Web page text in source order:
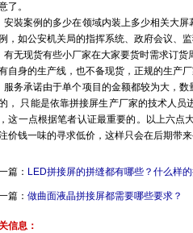
了。
安裝案例的多少在领域内装上多少相关大
，如公安机关局的指挥系统、政府会议、
有无现货有些小厂家在大家要货时需求订
自身的生产线，也不备现货，正规的生产
服务承诺由于单个项目的金额都较为大，
， 只能是依靠拼接屏生产厂家的技术人
这一点根据笔者认证最重要的。以上六点
价钱一味的寻求低价，这样只会在后期带来
篇： LED拼接屏的拼缝都有哪些？什么样的
篇： 做曲面液晶拼接屏都需要哪些要求？
信息：